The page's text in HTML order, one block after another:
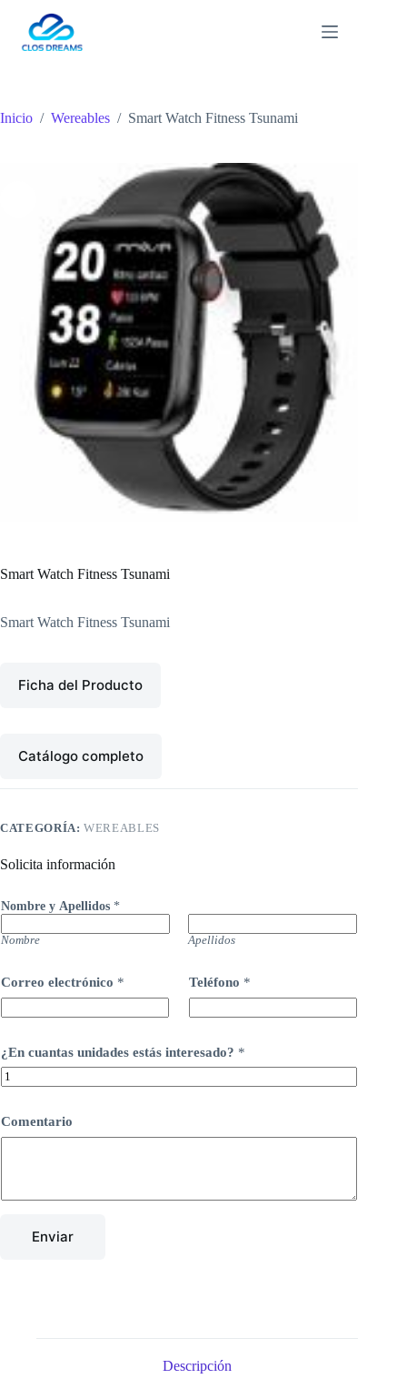
contenido
Inicio / Wereables / Smart Watch Fitness Tsunami
Smart Watch Fitness Tsunami
Smart Watch Fitness Tsunami
Ficha del Producto
Catálogo completo
CATEGORÍA:WEREABLES
Solicita información
Nombre y Apellidos *
Nombre Apellidos
Correo electrónico * Teléfono *
¿En cuantas unidades estás interesado? *
Comentario
Enviar
Descripción